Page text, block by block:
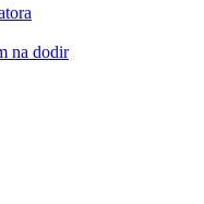
na dodir